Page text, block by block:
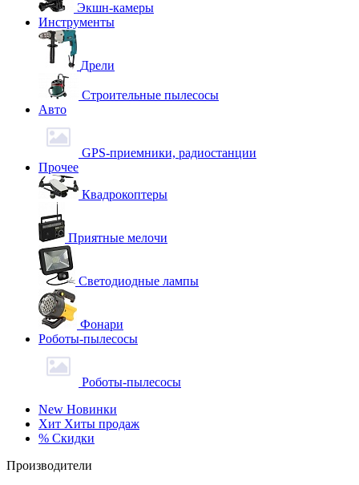
Экшн-камеры
Инструменты
Дрели
Строительные пылесосы
Авто
GPS-приемники, радиостанции
Прочее
Квадрокоптеры
Приятные мелочи
Светодиодные лампы
Фонари
Роботы-пылесосы
Роботы-пылесосы
New Новинки
Хит Хиты продаж
% Скидки
Производители